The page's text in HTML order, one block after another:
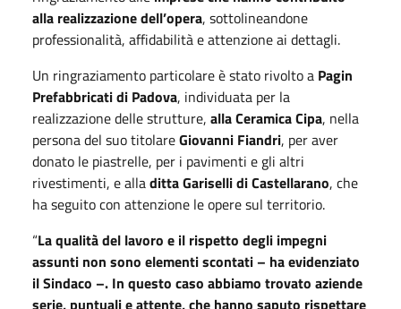
alla realizzazione dell’opera, sottolineandone
professionalità, affidabilità e attenzione ai dettagli.
Un ringraziamento particolare è stato rivolto a Pagin
Prefabbricati di Padova, individuata per la
realizzazione delle strutture, alla Ceramica Cipa, nella
persona del suo titolareGiovanni Fiandri, per aver
donato le piastrelle, per i pavimenti e gli altri
rivestimenti, e alladitta Gariselli di Castellarano, che
ha seguito con attenzione le opere sul territorio.
“La qualità del lavoro e il rispetto degli impegni
assunti non sono elementi scontati – ha evidenziato
il Sindaco –. In questo caso abbiamo trovato aziende
serie, puntuali e attente, che hanno saputo rispettare